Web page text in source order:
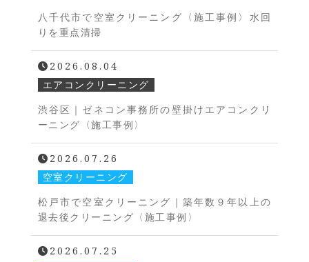
八千代市で空室クリーニング〈施工事例〉水回
りを重点清掃
2026.08.04
エアコンクリーニング
渋谷区｜ゼネコン事務所の壁掛けエアコンクリ
ーニング〈施工事例〉
2026.07.26
空室クリーニング
松戸市で空室クリーニング｜築年数９年以上の
退去後クリーニング〈施工事例〉
2026.07.25